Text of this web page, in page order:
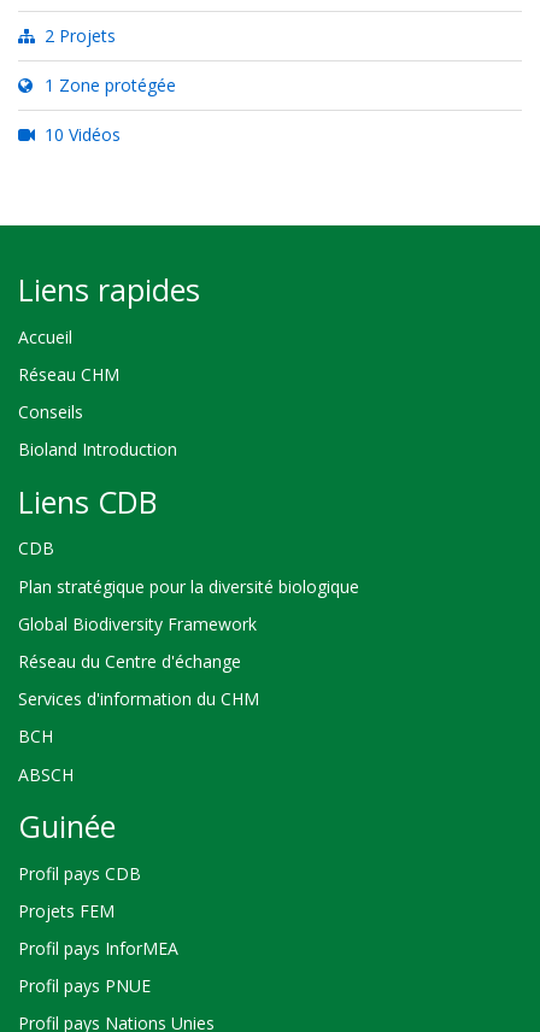
2 Projets
1 Zone protégée
10 Vidéos
Liens rapides
Accueil
Réseau CHM
Conseils
Bioland Introduction
Liens CDB
CDB
Plan stratégique pour la diversité biologique
Global Biodiversity Framework
Réseau du Centre d'échange
Services d'information du CHM
BCH
ABSCH
Guinée
Profil pays CDB
Projets FEM
Profil pays InforMEA
Profil pays PNUE
Profil pays Nations Unies